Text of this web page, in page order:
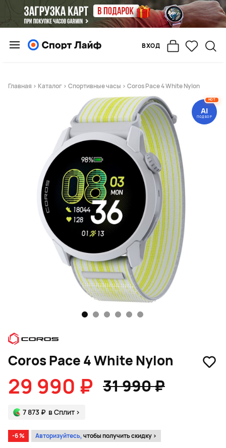
ВХОД
Главная > Каталог > Спортивные часы > Coros Pace 4 White Nylon
Coros Pace 4 White Nylon
29 990 ₽ 31 990 ₽
7 873 ₽ в Сплит >
-6 % Авторизуйтесь,чтобы получить скидку >
HOT
AI
ПОДБОР
1 2 3 4 5 6